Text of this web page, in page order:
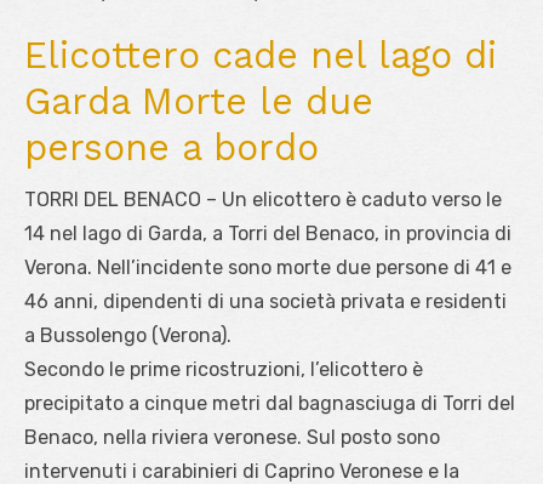
Elicottero cade nel lago di
Garda Morte le due
persone a bordo
TORRI DEL BENACO – Un elicottero è caduto verso le
14 nel lago di Garda, a Torri del Benaco, in provincia di
Verona. Nell’incidente sono morte due persone di 41 e
46 anni, dipendenti di una società privata e residenti
a Bussolengo (Verona).
Secondo le prime ricostruzioni, l’elicottero è
precipitato a cinque metri dal bagnasciuga di Torri del
Benaco, nella riviera veronese. Sul posto sono
intervenuti i carabinieri di Caprino Veronese e la